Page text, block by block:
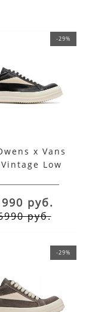
-29%
x Vans
Low
руб.
руб.
-29%